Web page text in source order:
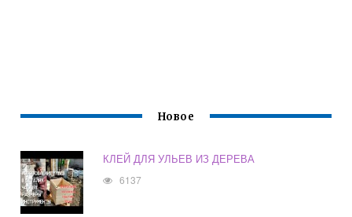
Новое
КЛЕЙ ДЛЯ УЛЬЕВ ИЗ ДЕРЕВА
6137